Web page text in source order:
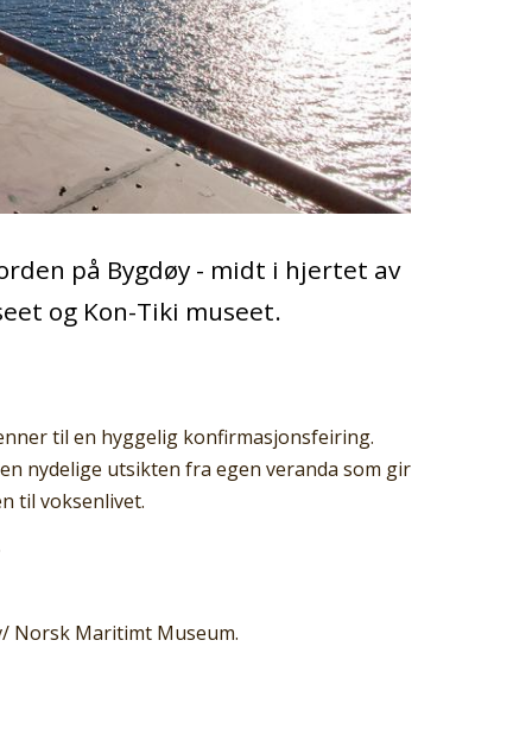
på Bygdøy - midt i hjertet av
og Kon-Tiki museet.
til en hyggelig konfirmasjonsfeiring.
nydelige utsikten fra egen veranda som gir
til voksenlivet.
Norsk Maritimt Museum.